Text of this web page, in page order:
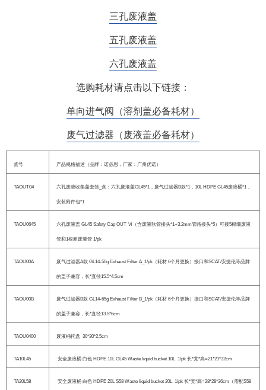
三孔废液盖
五孔废液盖
六孔废液盖
选购耗材请点击以下链接：
单向进气阀（溶剂盖必备耗材）
废气过滤器（废液盖必备耗材）
货号 产品规格描述（品牌：诺必思，厂家：广州优诺）
TAOUT04 六孔废液收集盖套装_含：六孔废液盖GL45*1，废气过滤器B款*1，10L HDPE GL45废液桶*1，
安装附件包*1
TAOU0645 六孔废液盖 GL45 Safety Cap OUT Ⅵ（含废液软管接头*1+3.2mm管路接头*5）可接5根细废液
管和1根粗废液管 1/pk
TAOU00A 废气过滤器A款 GL14-50g Exhaust Filter A_1/pk（耗材 6个月更换）接口和SCAT/安捷伦等品牌
的盖子兼容，长*直径15.5*4.5cm
TAOU00B 废气过滤器B款 GL14-65g Exhaust Filter B_1/pk（耗材 6个月更换）接口和SCAT/安捷伦等品牌
的盖子兼容，长*直径13.5*6cm
TAOU0400 废液桶托盘 30*30*2.5cm
TA10L45 安全废液桶 白色 HDPE 10L GL45 Waste liquid bucket 10L 1/pk 长*宽*高=21*21*32cm
TA20L58 安全废液桶 白色 HDPE 20L S58 Waste liquid bucket 20L 1/pk 长*宽*高=28*28*36cm（需配S58